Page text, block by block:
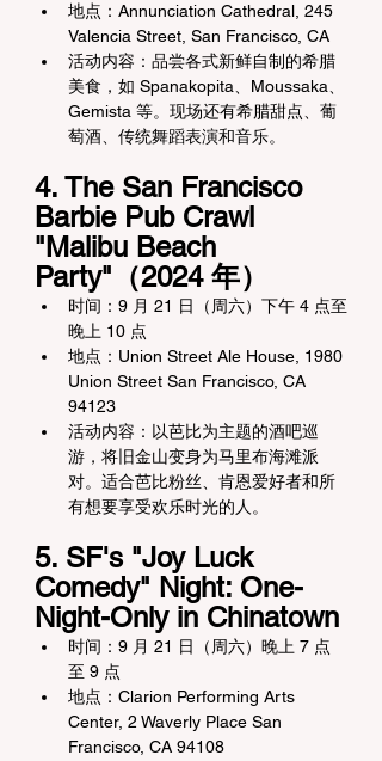
地点：Annunciation Cathedral, 245
Valencia Street, San Francisco, CA
活动内容：品尝各式新鲜自制的希腊
美食，如 Spanakopita、Moussaka、
Gemista 等。现场还有希腊甜点、葡
萄酒、传统舞蹈表演和音乐。
4. The San Francisco
Barbie Pub Crawl
"Malibu Beach
Party"（2024 年）
时间：9 月 21 日（周六）下午 4 点至
晚上 10 点
地点：Union Street Ale House, 1980
Union Street San Francisco, CA
94123
活动内容：以芭比为主题的酒吧巡
游，将旧金山变身为马里布海滩派
对。适合芭比粉丝、肯恩爱好者和所
有想要享受欢乐时光的人。
5. SF's "Joy Luck
Comedy" Night: One-
Night-Only in Chinatown
时间：9 月 21 日（周六）晚上 7 点
至 9 点
地点：Clarion Performing Arts
Center, 2 Waverly Place San
Francisco, CA 94108